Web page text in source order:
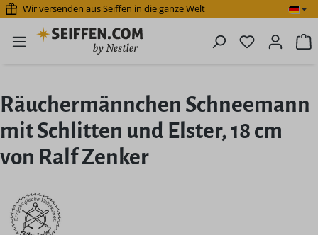
Zum Hauptinhalt springen
Wir versenden aus Seiffen in die ganze Welt
Du hast 0
Räuchermännchen Schneemann
mit Schlitten und Elster, 18 cm
von Ralf Zenker